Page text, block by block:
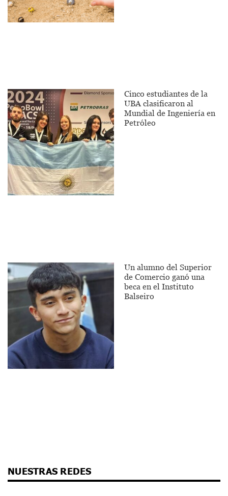
Cinco estudiantes de la
UBA clasificaron al
Mundial de Ingeniería en
Petróleo
Un alumno del Superior
de Comercio ganó una
beca en el Instituto
Balseiro
NUESTRAS REDES